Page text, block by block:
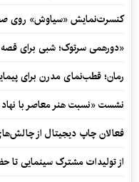
کنسرت‌نمایش «سیاوش» روی
«دورهمی سرتوک؛ شبی برای قصه
رمان؛ قطب‌نمای مدرن برای
نشست «نسبت هنر معاصر با
فعالان چاپ دیجیتال از
از تولیدات مشترک سینمایی تا